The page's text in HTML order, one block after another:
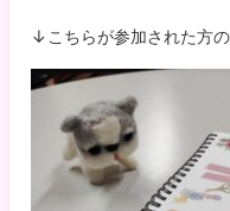
↓こちらが参加された方